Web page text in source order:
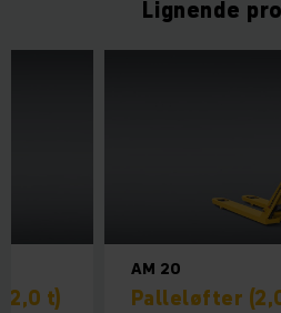
Lignende
AM 20
Palleløfter
t)